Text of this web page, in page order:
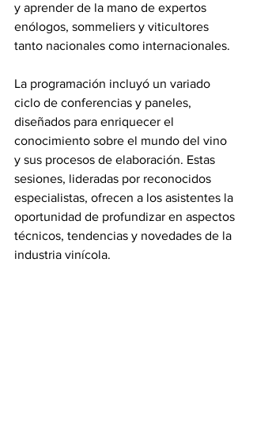
y aprender de la mano de expertos
enólogos, sommeliers y viticultores
tanto nacionales como internacionales.
La programación incluyó un variado
ciclo de conferencias y paneles,
diseñados para enriquecer el
conocimiento sobre el mundo del vino
y sus procesos de elaboración. Estas
sesiones, lideradas por reconocidos
especialistas, ofrecen a los asistentes la
oportunidad de profundizar en aspectos
técnicos, tendencias y novedades de la
industria vinícola.